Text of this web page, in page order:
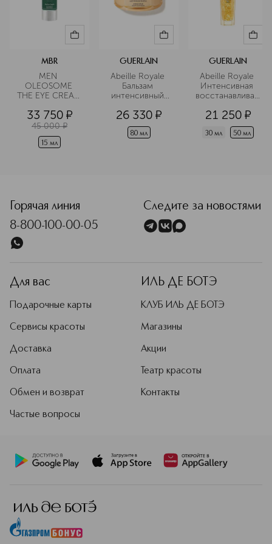
MBR
MEN
OLEOSOME
THE EYE CREAM
области вокруг
глаз
разглаживающий
33 750 ¤
45 000 ¤
15 мл
GUERLAIN
Abeille Royale
Бальзам
интенсивный
омолаживающий
26 330 ¤
80 мл
GUERLAIN
Abeille Royale
Интенсивная
21 250 ¤
30 мл 50 мл
Горячая линия
8-800-100-00-05
Следите за новостями
Для вас
Подарочные карты
Сервисы красоты
Доставка
Оплата
Обмен и возврат
Частые вопросы
ИЛЬ ДЕ БОТЭ
КЛУБ ИЛЬ ДЕ БОТЭ
Магазины
Акции
Театр красоты
Контакты